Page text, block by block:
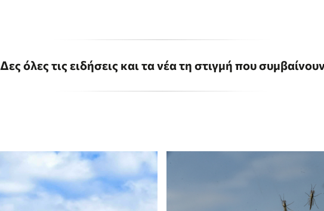
Δες όλες τις ειδήσεις και τα νέα τη στιγμή που